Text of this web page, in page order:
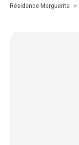
Résidence Marguerite >